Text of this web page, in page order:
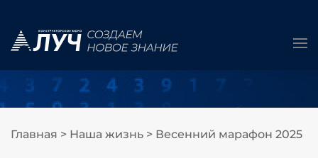
Главная > Наша жизнь > Весенний марафон 2025